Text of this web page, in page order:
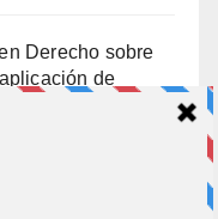
Derecho sobre
de